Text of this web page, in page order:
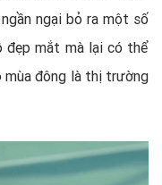
ngại bỏ ra một số
đẹp mắt mà lại có thể
mùa đông là thị trường